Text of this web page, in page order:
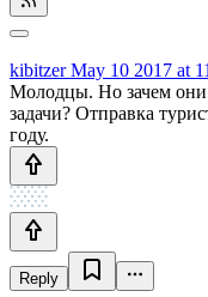
kibitzerMay 10 2017 at
Молодцы. Но зачем
задачи? Отправка
году.
Reply